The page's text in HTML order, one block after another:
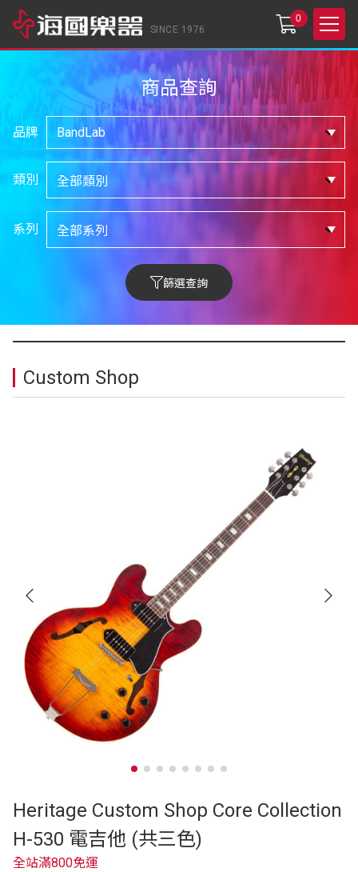
SINCE 1976
0
商品查詢
品牌
類別
系列
篩選查詢
Custom Shop
Heritage Custom Shop Core Collection
H-530 電吉他 (共三色)
全站滿800免運